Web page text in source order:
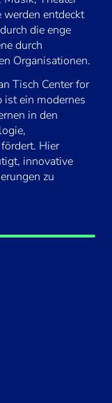
werden entdeckt
die enge
durch
Organisationen.
Tisch Center for
ist ein modernes
in den
Hier
innovative
zu
stimmen
von
auf allen